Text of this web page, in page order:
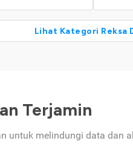
Lihat Kategori Reksa
Terjamin
untuk melindungi data dan